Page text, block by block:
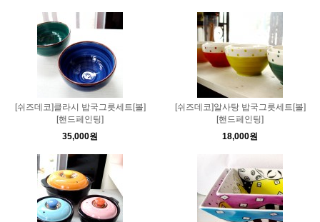
[쉬즈데코]클라시 밥국그릇세트[볼]
[핸드페인팅]
35,000원
[쉬즈데코]알사탕 밥국그릇세트[볼]
[핸드페인팅]
18,000원